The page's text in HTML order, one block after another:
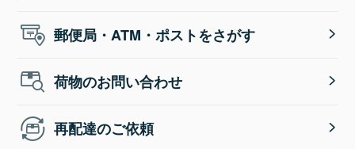
郵便局・ATM・ポストをさがす
荷物のお問い合わせ
再配達のご依頼